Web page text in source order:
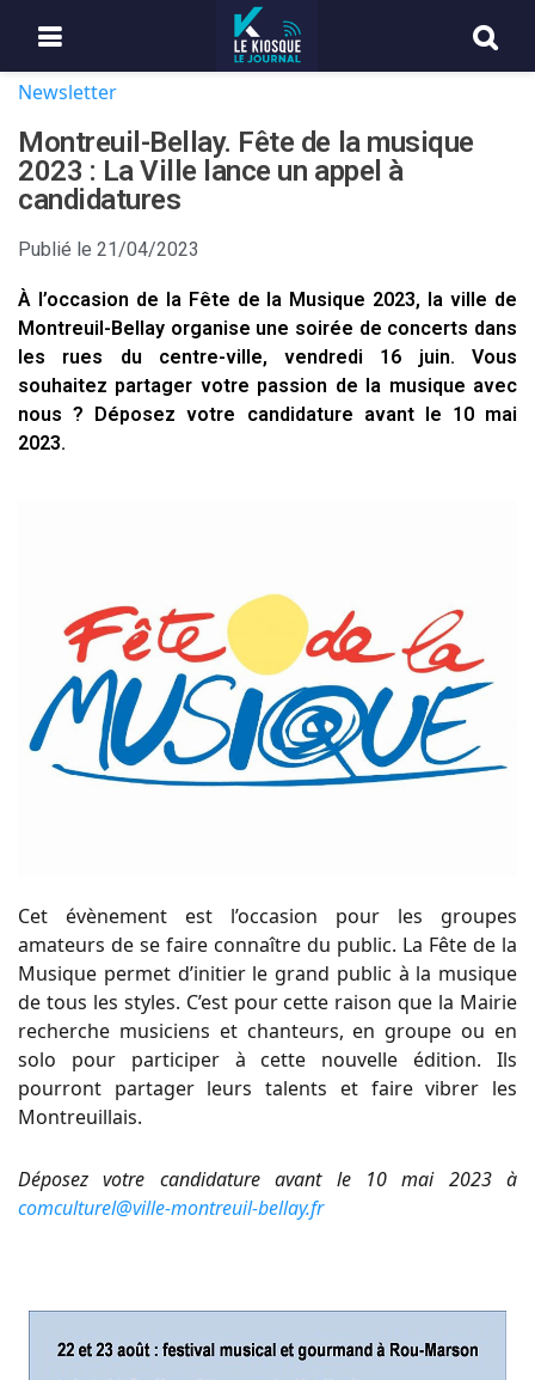
Newsletter
Montreuil-Bellay. Fête de la musique
2023 : La Ville lance un appel à
candidatures
Publié le 21/04/2023
À l’occasion de la Fête de la Musique 2023, la ville de
Montreuil-Bellay organise une soirée de concerts dans
les rues du centre-ville, vendredi 16 juin. Vous
souhaitez partager votre passion de la musique avec
nous ? Déposez votre candidature avant le 10 mai
2023.
Cet évènement est l’occasion pour les groupes
amateurs de se faire connaître du public. La Fête de la
Musique permet d’initier le grand public à la musique
de tous les styles. C’est pour cette raison que la Mairie
recherche musiciens et chanteurs, en groupe ou en
solo pour participer à cette nouvelle édition. Ils
pourront partager leurs talents et faire vibrer les
Montreuillais.
Déposez votre candidature avant le 10 mai 2023 à
comculturel@ville-montreuil-bellay.fr